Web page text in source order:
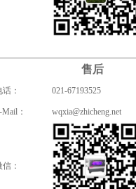
售后
话： 021-67193525
Mail： wqxia@zhicheng.net
信：